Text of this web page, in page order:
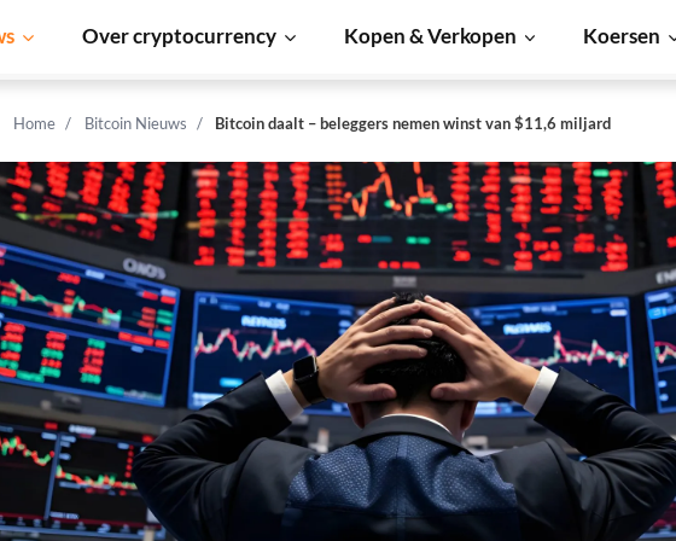
Over cryptocurrency Kopen & Verkopen Koersen
Home Bitcoin Nieuws Bitcoin daalt – beleggers nemen winst van $11,6 miljard